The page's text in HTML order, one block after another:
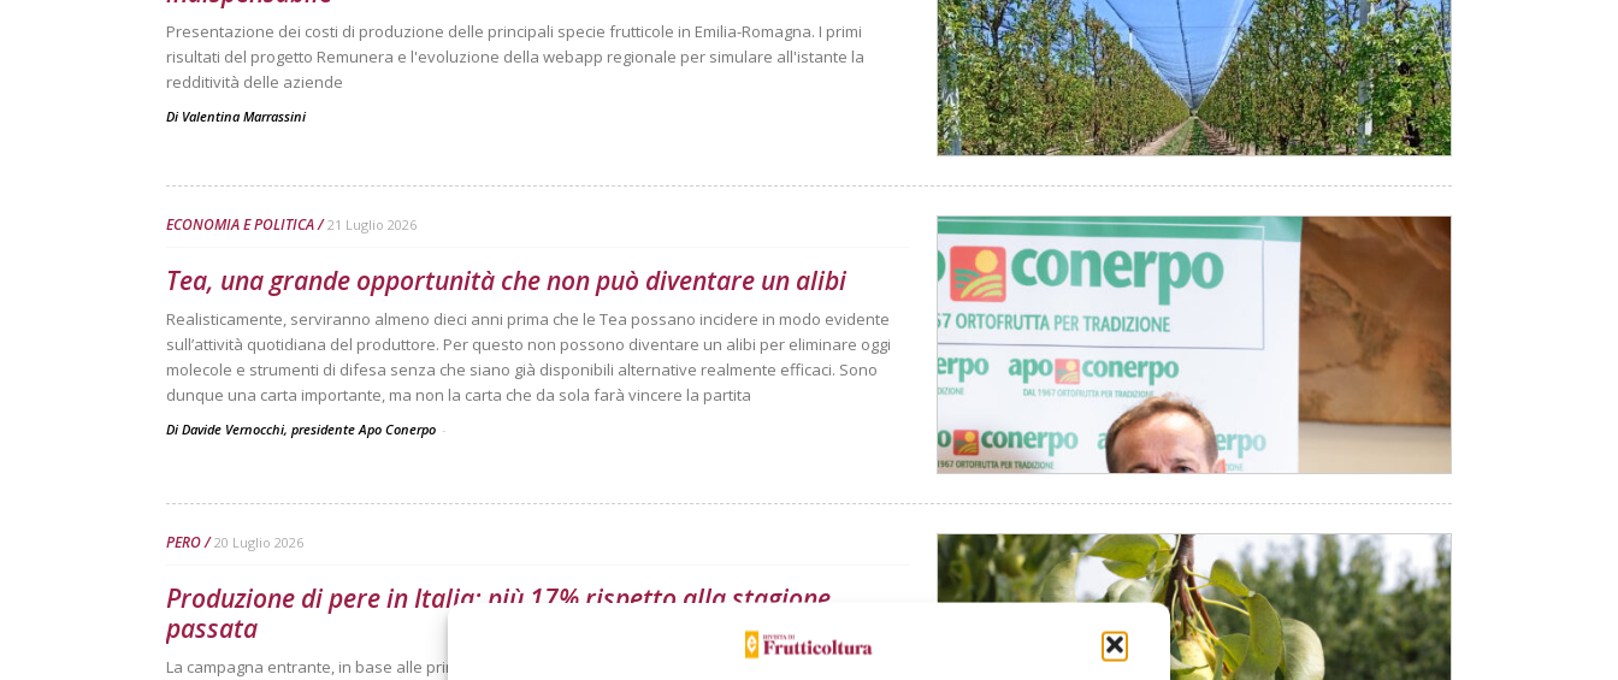
Presentazione dei costi di produzione delle principali specie frutticole in Emilia-Romagna. I primi
risultati del progetto Remunera e l'evoluzione della webapp regionale per simulare all'istante la
redditività delle aziende
Di Valentina Marrassini
ECONOMIA E POLITICA 21 Luglio 2026
Tea, una grande opportunità che non può diventare un alibi
Realisticamente, serviranno almeno dieci anni prima che le Tea possano incidere in modo evidente
sull’attività quotidiana del produttore. Per questo non possono diventare un alibi per eliminare oggi
molecole e strumenti di difesa senza che siano già disponibili alternative realmente efficaci. Sono
dunque una carta importante, ma non la carta che da sola farà vincere la partita
Di Davide Vernocchi, presidente Apo Conerpo -
PERO 20 Luglio 2026
Produzione di pere in Italia: più 17% rispetto alla stagione
passata
La campagna entrante, in base alle prime stime, potrebbe disporre di un volume di circa 347mila